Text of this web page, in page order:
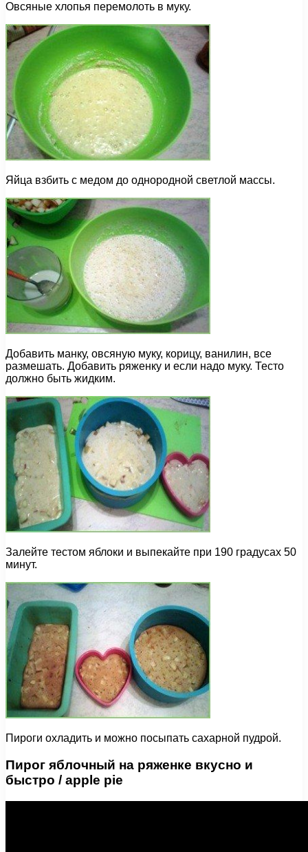
Овсяные хлопья перемолоть в муку.
Яйца взбить с медом до однородной светлой массы.
Добавить манку, овсяную муку, корицу, ванилин, все
размешать. Добавить ряженку и если надо муку. Тесто
должно быть жидким.
Залейте тестом яблоки и выпекайте при 190 градусах 50
минут.
Пироги охладить и можно посыпать сахарной пудрой.
Пирог яблочный на ряженке вкусно и
быстро / apple pie